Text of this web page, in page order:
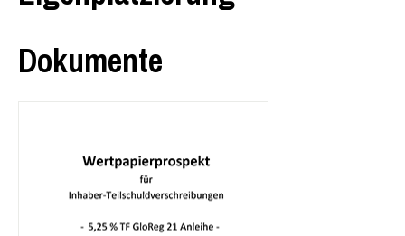
Dokumente